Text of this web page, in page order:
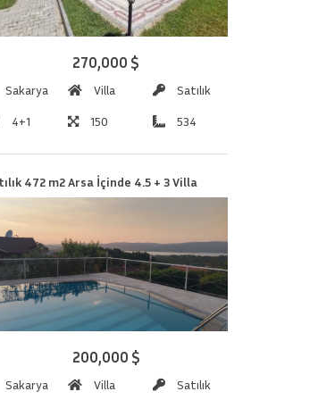
270,000 $
Sakarya Villa Satılık
4+1 150 534
472 m2 Arsa İçinde 4.5 + 3 Villa
200,000 $
Sakarya Villa Satılık